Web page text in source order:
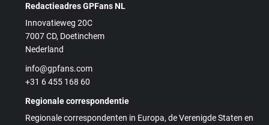
Redactieadres GPFans NL
Innovatieweg 20C
7007 CD, Doetinchem
Nederland
info@gpfans.com
+31 6 455 168 60
Regionale correspondentie
Regionale correspondenten in Europa, de Verenigde Staten en